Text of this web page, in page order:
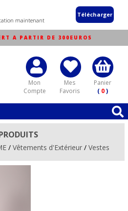
maintenant
Télécharger
A PARTIR DE 300EUROS
Mon
Compte
Mes
Favoris
Panier
( 0)
/ Vêtements d'Extérieur/ Vestes